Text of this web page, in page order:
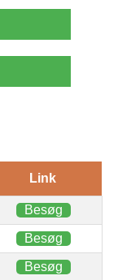
Link
Besøg
Besøg
Besøg